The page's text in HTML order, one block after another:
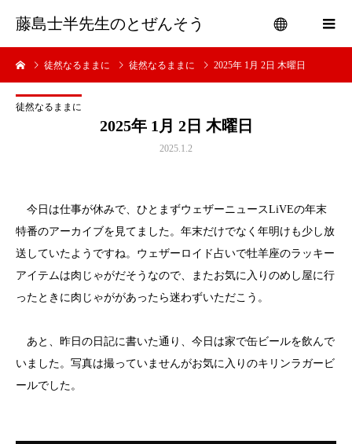
藤島士半先生のとぜんそう
徒然なるままに 徒然なるままに 2025年 1月 2日 木曜日
徒然なるままに
2025年 1月 2日 木曜日
2025.1.2
今日は仕事が休みで、ひとまずウェザーニュースLiVEの年末
特番のアーカイブを見てました。年末だけでなく年明けも少し放
送していたようですね。ウェザーロイド占いで牡羊座のラッキー
アイテムは肉じゃがだそうなので、またお気に入りのめし屋に行
ったときに肉じゃががあったら迷わずいただこう。
あと、昨日の日記に書いた通り、今日は家で缶ビールを飲んで
いました。写真は撮っていませんがお気に入りのキリンラガービ
ールでした。